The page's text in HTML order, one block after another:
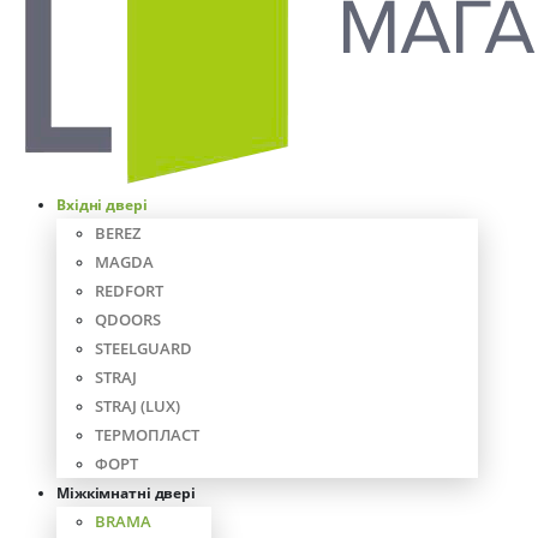
Вхідні двері
BEREZ
MAGDA
REDFORT
QDOORS
STEELGUARD
STRAJ
STRAJ (LUX)
ТЕРМОПЛАСТ
ФОРТ
Міжкімнатні двері
BRAMA